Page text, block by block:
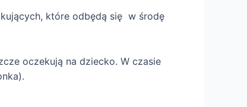
które odbędą się w środę
oczekują na dziecko. W czasie
.